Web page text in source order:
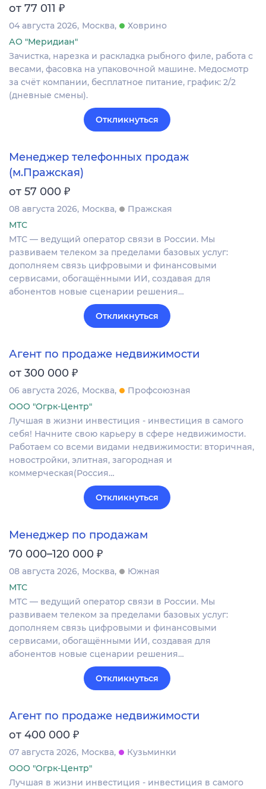
от 77 011 ₽
04 августа 2026 Москва
Ховрино
АО "Меридиан"
Зачистка, нарезка и раскладка рыбного филе, работа с
весами, фасовка на упаковочной машине. Медосмотр
за счёт компании, бесплатное питание, график: 2/2
(дневные смены).
Откликнуться
Менеджер телефонных продаж
(м.Пражская)
от 57 000 ₽
08 августа 2026 Москва
Пражская
МТС
МТС — ведущий оператор связи в России. Мы
развиваем телеком за пределами базовых услуг:
дополняем связь цифровыми и финансовыми
сервисами, обогащёнными ИИ, создавая для
абонентов новые сценарии решения…
Откликнуться
Агент по продаже недвижимости
от 300 000 ₽
06 августа 2026 Москва
Профсоюзная
ООО "Огрк-Центр"
Лучшая в жизни инвестиция - инвестиция в самого
себя! Начните свою карьеру в сфере недвижимости.
Работаем со всеми видами недвижимости: вторичная,
новостройки, элитная, загородная и
коммерческая(Россия…
Откликнуться
Менеджер по продажам
70 000–120 000 ₽
08 августа 2026 Москва
Южная
МТС
МТС — ведущий оператор связи в России. Мы
развиваем телеком за пределами базовых услуг:
дополняем связь цифровыми и финансовыми
сервисами, обогащёнными ИИ, создавая для
абонентов новые сценарии решения…
Откликнуться
Агент по продаже недвижимости
от 400 000 ₽
07 августа 2026 Москва
Кузьминки
ООО "Огрк-Центр"
Лучшая в жизни инвестиция - инвестиция в самого